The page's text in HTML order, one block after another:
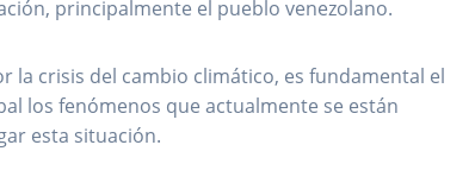
principalmente el pueblo venezolano.
la crisis del cambio climático, es fundamental el
los fenómenos que actualmente se están
esta situación.